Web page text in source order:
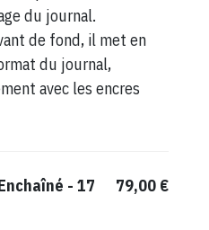
du journal.
de fond, il met en
du journal,
avec les encres
- 17
79,00 €